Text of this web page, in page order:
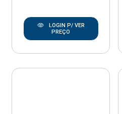
LOGIN P/ VER
PREÇO